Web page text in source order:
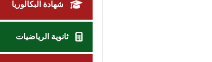
شهادة البكالوريا
ثانوية الرياضيات